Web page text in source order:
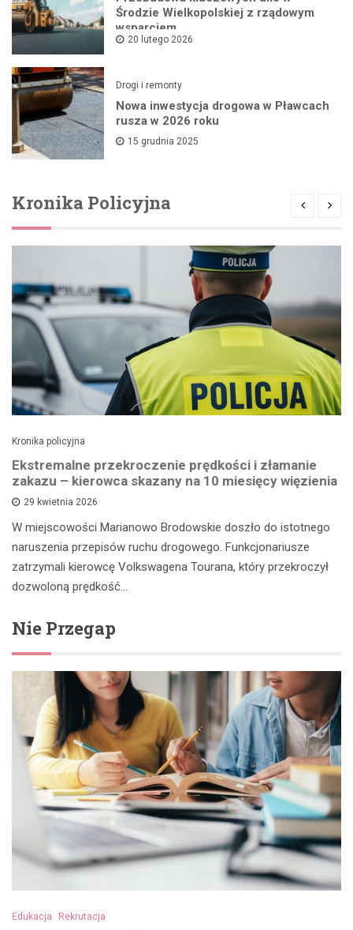
Środzie Wielkopolskiej z rządowym
wsparciem
20 lutego 2026
Drogi i remonty
Nowa inwestycja drogowa w Pławcach
rusza w 2026 roku
15 grudnia 2025
Kronika Policyjna
Kronika policyjna
Ekstremalne przekroczenie prędkości i złamanie
zakazu – kierowca skazany na 10 miesięcy więzienia
29 kwietnia 2026
W miejscowości Marianowo Brodowskie doszło do istotnego
naruszenia przepisów ruchu drogowego. Funkcjonariusze
zatrzymali kierowcę Volkswagena Tourana, który przekroczył
dozwoloną prędkość…
Nie Przegap
Edukacja Rekrutacja